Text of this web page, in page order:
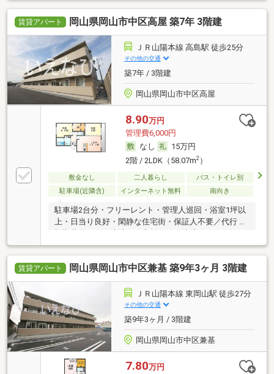
賃貸アパート 岡山県岡山市中区高屋 築7年 3階建
ＪＲ山陽本線 高島駅 徒歩25分
その他の交通
築7年 / 3階建
岡山県岡山市中区高屋
8.90万円
管理費6,000円
なし
15万円
2階 / 2LDK（58.07m2）
敷金なし 二人暮らし
バス・トイレ別
駐車場(近隣含)
インターネット無料 南向き
駐車場2台分・フリーレント・管理人巡回・浴室1坪以
上・日当り良好・閑静な住宅街・保証人不要／代行 ・
賃貸アパート 岡山県岡山市中区兼基 築9年3ヶ月 3階建
ＪＲ山陽本線 東岡山駅 徒歩27分
その他の交通
築9年3ヶ月 / 3階建
岡山県岡山市中区兼基
7.80万円